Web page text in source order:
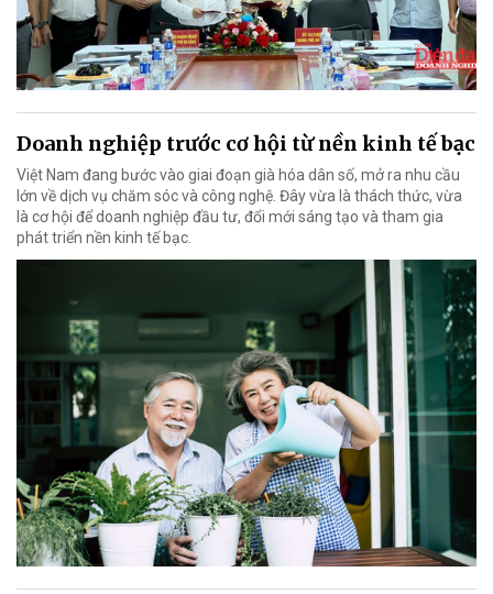
Doanh nghiệp trước cơ hội từ nền kinh tế bạc
Việt Nam đang bước vào giai đoạn già hóa dân số, mở ra nhu cầu
lớn về dịch vụ chăm sóc và công nghệ. Đây vừa là thách thức, vừa
là cơ hội để doanh nghiệp đầu tư, đổi mới sáng tạo và tham gia
phát triển nền kinh tế bạc.